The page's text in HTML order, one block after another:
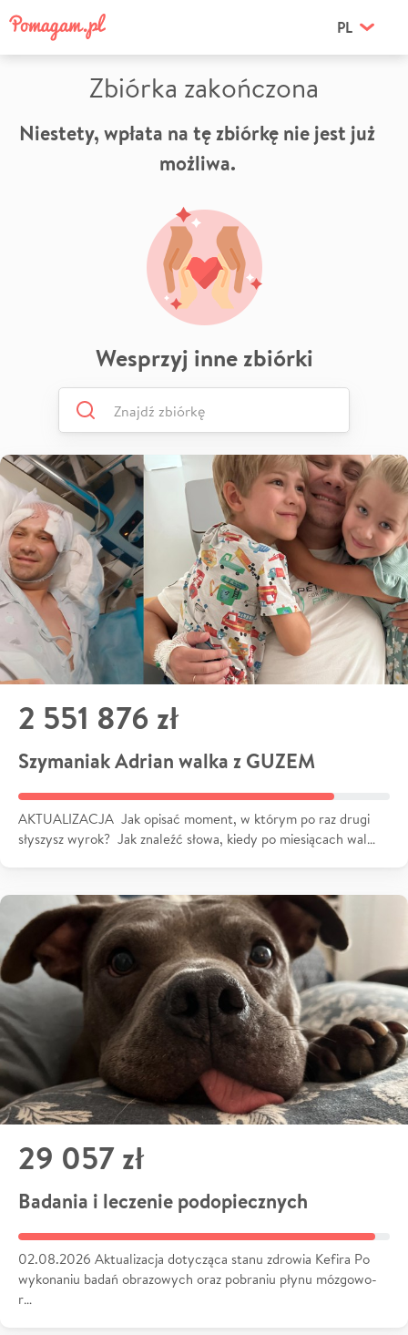
PL
Zbiórka zakończona
Niestety, wpłata na tę zbiórkę nie jest już
możliwa.
Wesprzyj inne zbiórki
2 551 876 zł
Szymaniak Adrian walka z GUZEM
AKTUALIZACJA Jak opisać moment, w którym po raz drugi
słyszysz wyrok? Jak znaleźć słowa, kiedy po miesiącach wal…
29 057 zł
Badania i leczenie podopiecznych
02.08.2026 Aktualizacja dotycząca stanu zdrowia Kefira Po
wykonaniu badań obrazowych oraz pobraniu płynu mózgowo-
r…